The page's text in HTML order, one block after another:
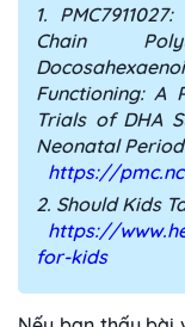
1.
Chain
Functioning: A
Trials of DHA
Neonatal
2. Should Kids
https://
for-kids